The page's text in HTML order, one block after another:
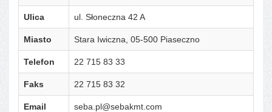
Ulica ul. Słoneczna 42 A
Miasto Stara Iwiczna, 05-500 Piaseczno
Telefon 22 715 83 33
Faks 22 715 83 32
Email seba.pl@sebakmt.com